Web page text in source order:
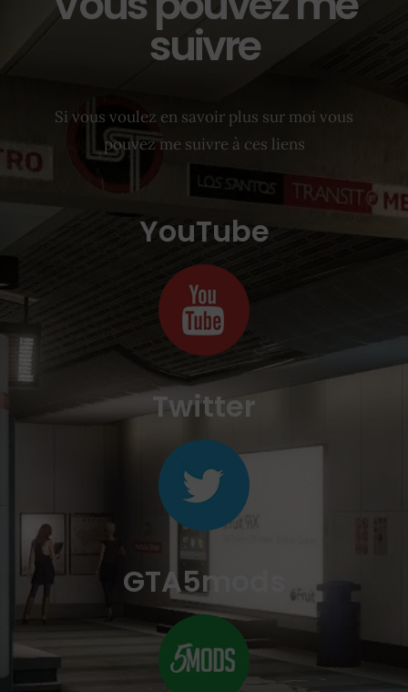
suivre
Si vous voulez en savoir plus sur moi vous
pouvez me suivre à ces liens
YouTube
Twitter
GTA5mods